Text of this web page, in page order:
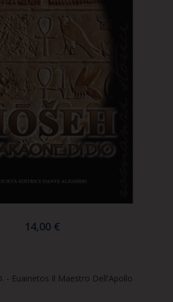
14,00 €
- Euainetos Il Maestro Dell'Apollo